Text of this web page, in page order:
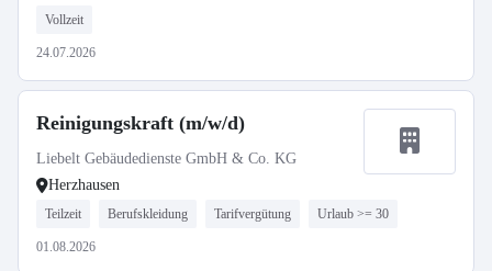
Vollzeit
24.07.2026
Reinigungskraft (m/w/d)
Liebelt Gebäudedienste GmbH & Co. KG
Herzhausen
Teilzeit Berufskleidung Tarifvergütung Urlaub >= 30
01.08.2026